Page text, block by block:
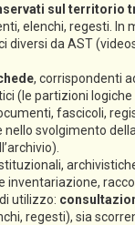
sul territorio
elenchi, regesti. In
da AST
, corrispondenti
(le partizioni
fascicoli,
svolgimento
utilizzo:
regesti), sia